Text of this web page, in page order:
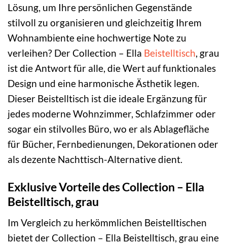
Lösung, um Ihre persönlichen Gegenstände
stilvoll zu organisieren und gleichzeitig Ihrem
Wohnambiente eine hochwertige Note zu
verleihen? Der Collection – Ella Beistelltisch, grau
ist die Antwort für alle, die Wert auf funktionales
Design und eine harmonische Ästhetik legen.
Dieser Beistelltisch ist die ideale Ergänzung für
jedes moderne Wohnzimmer, Schlafzimmer oder
sogar ein stilvolles Büro, wo er als Ablagefläche
für Bücher, Fernbedienungen, Dekorationen oder
als dezente Nachttisch-Alternative dient.
Exklusive Vorteile des Collection – Ella
Beistelltisch, grau
Im Vergleich zu herkömmlichen Beistelltischen
bietet der Collection – Ella Beistelltisch, grau eine